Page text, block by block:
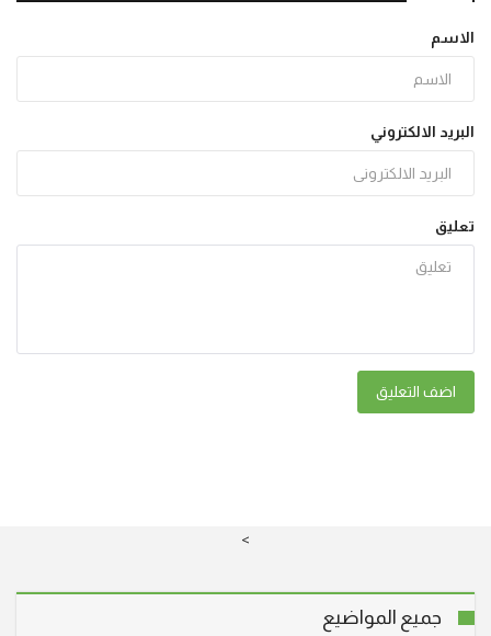
الاسم
البريد الالكتروني
تعليق
اضف التعليق
>
جميع المواضيع